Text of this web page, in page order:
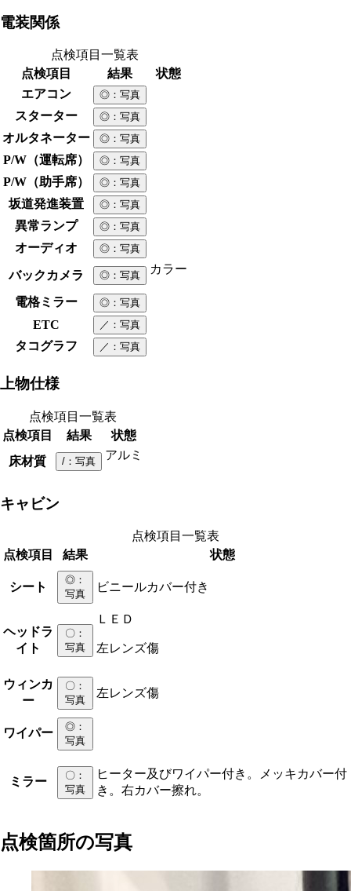
電装関係
点検項目一覧表
点検項目
結果
状態
エアコン
◎ ：写真
スターター ◎ ：写真
オルタネーター ◎ ：写真
P/W（運転席） ◎ ：写真
P/W（助手席） ◎ ：写真
坂道発進装置 ◎ ：写真
異常ランプ ◎ ：写真
オーディオ ◎ ：写真
バックカメラ ◎ ：写真 カラー
電格ミラー ◎ ：写真
ETC ／ ：写真
タコグラフ ／ ：写真
上物仕様
点検項目一覧表
点検項目
結果
状態
床材質
/ ：写真 アルミ
キャビン
点検項目一覧表
点検項目
結果 状態
シート
◎ ：
写真
ビニールカバー付き
ヘッドラ
イト
〇 ：
写真
ＬＥＤ
左レンズ傷
ウィンカ
ー
〇 ：
写真
左レンズ傷
ワイパー ◎ ：
写真
ミラー 〇 ：
写真
ヒーター及びワイパー付き。メッキカバー付
き。右カバー擦れ。
点検箇所の写真